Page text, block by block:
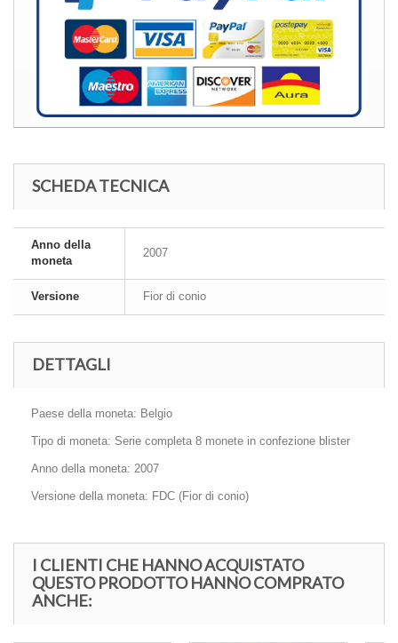
SCHEDA TECNICA
Anno della
moneta
2007
Versione Fior di conio
DETTAGLI
Paese della moneta: Belgio
Tipo di moneta: Serie completa 8 monete in confezione blister
Anno della moneta: 2007
Versione della moneta: FDC (Fior di conio)
I CLIENTI CHE HANNO ACQUISTATO
QUESTO PRODOTTO HANNO COMPRATO
ANCHE: